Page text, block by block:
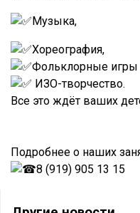
Музыка,
Хореография,
Фольклорные игры
ИЗО-творчество.
Все это ждёт ваших
Подробнее о наших
8 (919) 905 13 15